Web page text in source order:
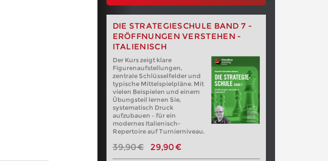
DIE STRATEGIESCHULE BAND 7 -
ERÖFFNUNGEN VERSTEHEN -
ITALIENISCH
Der Kurs zeigt klare
Figurenaufstellungen,
zentrale Schlüsselfelder und
typische Mittelspielpläne. Mit
vielen Beispielen und einem
Übungsteil lernen Sie,
systematisch Druck
aufzubauen – für ein
modernes Italienisch-
Repertoire auf Turnierniveau.
39,90 € 29,90 €